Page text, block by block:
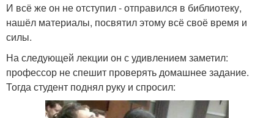
И всё же он не отступил - отправился в библиотеку,
нашёл материалы, посвятил этому всё своё время и
силы.
На следующей лекции он с удивлением заметил:
профессор не спешит проверять домашнее задание.
Тогда студент поднял руку и спросил: